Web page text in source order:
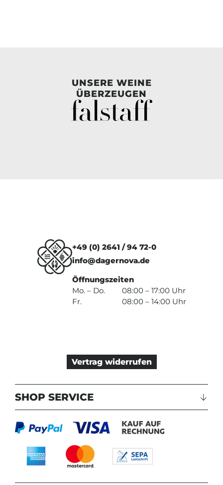
UNSERE WEINE
ÜBERZEUGEN
+49 (0) 2641 / 94 72-0
info@dagernova.de
Öffnungszeiten
Mo. – Do.
08:00 – 17:00 Uhr
Fr.
08:00 – 14:00 Uhr
Vertrag widerrufen
SHOP SERVICE